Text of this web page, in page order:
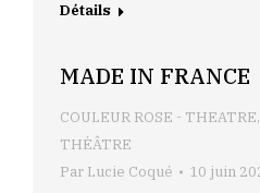
Détails
MADE IN FRANCE
COULEUR ROSE - THEATRE,
THÉÂTRE
Par Lucie Coqué 10 juin